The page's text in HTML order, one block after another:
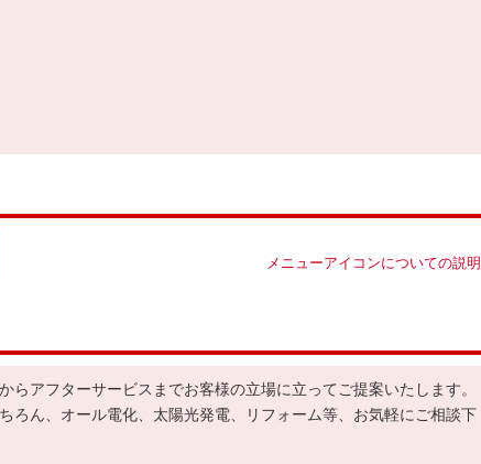
メニューアイコンについての説明
らアフターサービスまでお客様の立場に立ってご提案いたします。
ろん、オール電化、太陽光発電、リフォーム等、お気軽にご相談下